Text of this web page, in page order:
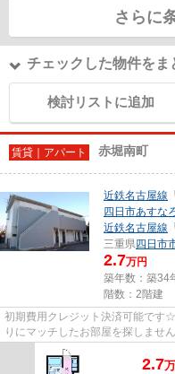
さらに
チェックした物件をま
検討リストに追加
賃貸｜アパート 赤堀南町
近鉄名古屋線 「
四日市あすな
近鉄名古屋線 「
三重県四日市
2.7万円
築年数：築34
階数：2階建
初期費用クレジット決済可能です
りにマッチしたお部屋を探しませ
します(#^^#)
2.7万